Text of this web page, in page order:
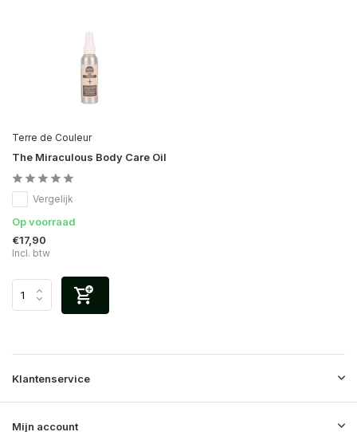
Terre de Couleur
The Miraculous Body Care Oil
Vergelijk
Op voorraad
€17,90
Incl. btw
Klantenservice
Mijn account